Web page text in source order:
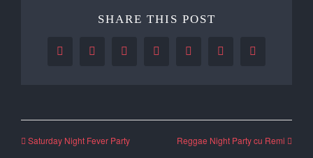
SHARE THIS POST
Facebook
X Reddit LinkedInWhatsAppTumblrPinterest
Saturday Night Fever Party Reggae Night Party cu Remi